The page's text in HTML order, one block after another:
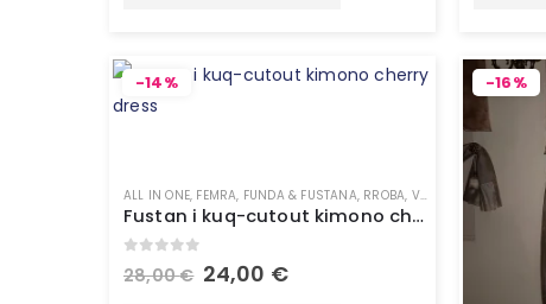
-14%
ALL IN ONE, FEMRA, FUNDA & FUSTANA, RROBA, VESHJE
Fustan i kuq-cutout kimono cherry dress
out of 5
28,00€ 24,00 €
-16%